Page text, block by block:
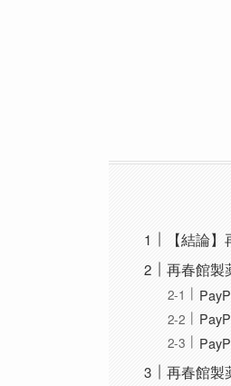
【結論
再春館製
再春館製